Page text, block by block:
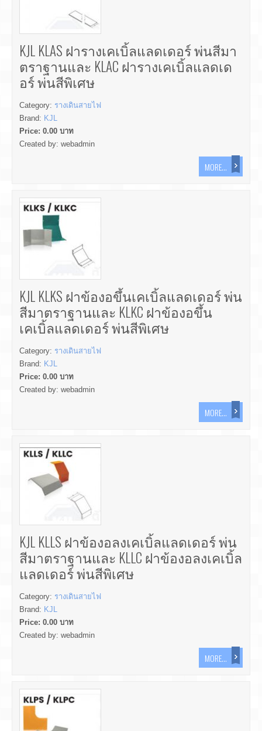
KJL KLAS ฝารางเคเบิ้ลแลดเดอร์ พ่นสีมา
ตราฐานและ KLAC ฝารางเคเบิ้ลแลดเด
อร์ พ่นสีพิเศษ
Category: รางเดินสายไฟ
Brand: KJL
Price: 0.00 บาท
Created by: webadmin
MORE...
KJL KLKS ฝาข้องอขึ้นเคเบิ้ลแลดเดอร์ พ่น
สีมาตราฐานและ KLKC ฝาข้องอขึ้น
เคเบิ้ลแลดเดอร์ พ่นสีพิเศษ
Category: รางเดินสายไฟ
Brand: KJL
Price: 0.00 บาท
Created by: webadmin
MORE...
KJL KLLS ฝาข้องอลงเคเบิ้ลแลดเดอร์ พ่น
สีมาตราฐานและ KLLC ฝาข้องอลงเคเบิ้ล
แลดเดอร์ พ่นสีพิเศษ
Category: รางเดินสายไฟ
Brand: KJL
Price: 0.00 บาท
Created by: webadmin
MORE...